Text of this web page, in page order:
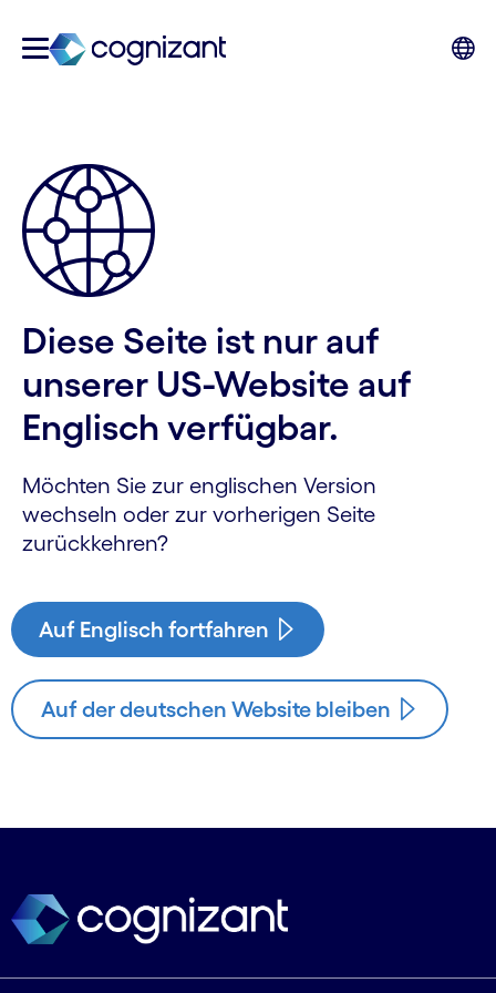
Diese Seite ist nur auf
unserer US-Website auf
Englisch verfügbar.
Möchten Sie zur englischen Version
wechseln oder zur vorherigen Seite
zurückkehren?
Auf Englisch fortfahren
Auf der deutschen Website bleiben